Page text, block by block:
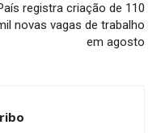
registra criação de 110
novas vagas de trabalho
em agosto